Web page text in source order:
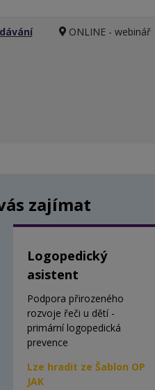
ONLINE - webinář
zajímat
Logopedický
asistent
Podpora přirozeného
rozvoje řeči u dětí -
primární logopedická
prevence
Lze hradit ze Šablon OP
JAK